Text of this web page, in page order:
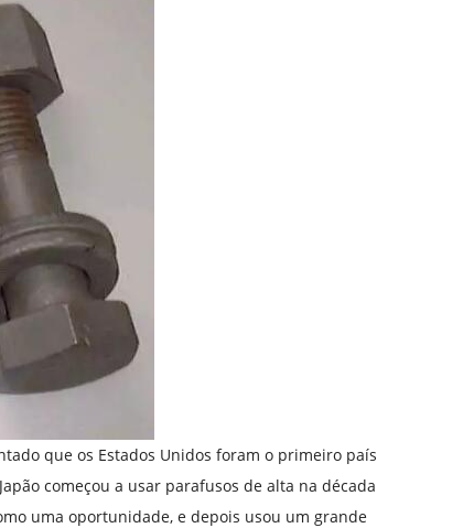
que os Estados Unidos foram o primeiro país
começou a usar parafusos de alta na década
uma oportunidade, e depois usou um grande